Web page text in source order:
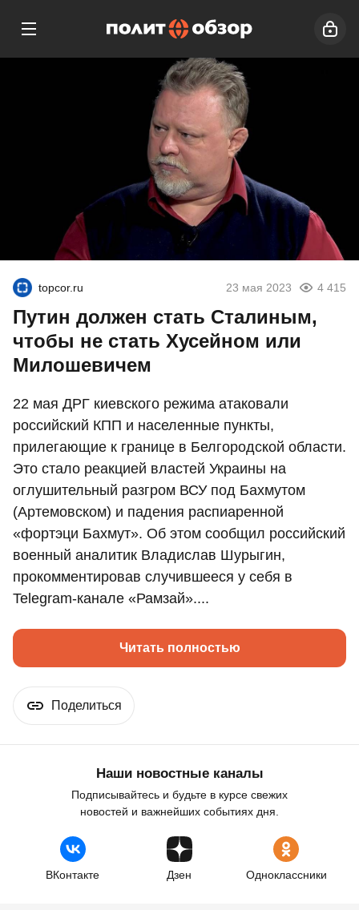
topcor.ru 23 мая 2023 4 415
Путин должен стать Сталиным,
чтобы не стать Хусейном или
Милошевичем
22 мая ДРГ киевского режима атаковали
российский КПП и населенные пункты,
прилегающие к границе в Белгородской области.
Это стало реакцией властей Украины на
оглушительный разгром ВСУ под Бахмутом
(Артемовском) и падения распиаренной
«фортэци Бахмут». Об этом сообщил российский
военный аналитик Владислав Шурыгин,
прокомментировав случившееся у себя в
Telegram-канале «Рамзай»....
Читать полностью
Поделиться
Наши новостные каналы
Подписывайтесь и будьте в курсе свежих
новостей и важнейших событиях дня.
ВКонтакте Дзен Одноклассники